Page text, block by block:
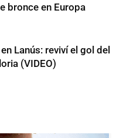
bronce en Europa
Lanús: reviví el gol del
(VIDEO)